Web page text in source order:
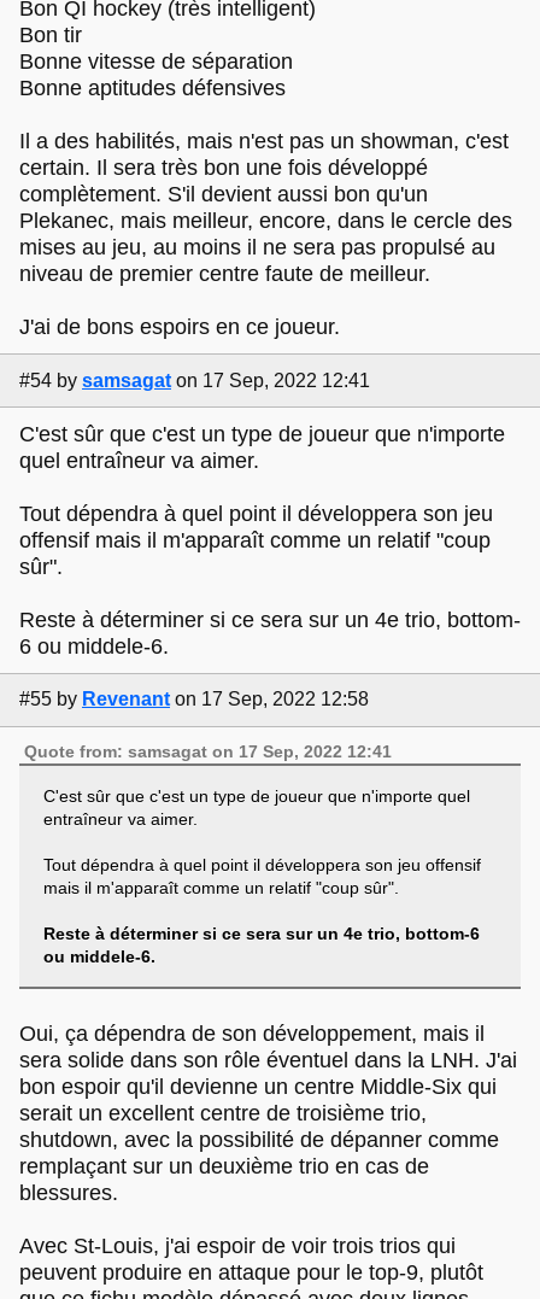
Bon QI hockey (très intelligent)
Bon tir
Bonne vitesse de séparation
Bonne aptitudes défensives
Il a des habilités, mais n'est pas un showman, c'est
certain. Il sera très bon une fois développé
complètement. S'il devient aussi bon qu'un
Plekanec, mais meilleur, encore, dans le cercle des
mises au jeu, au moins il ne sera pas propulsé au
niveau de premier centre faute de meilleur.
J'ai de bons espoirs en ce joueur.
#54 by samsagat on 17 Sep, 2022 12:41
C'est sûr que c'est un type de joueur que n'importe
quel entraîneur va aimer.
Tout dépendra à quel point il développera son jeu
offensif mais il m'apparaît comme un relatif "coup
sûr".
Reste à déterminer si ce sera sur un 4e trio, bottom-
6 ou middele-6.
#55 by Revenant on 17 Sep, 2022 12:58
Quote from: samsagat on 17 Sep, 2022 12:41
C'est sûr que c'est un type de joueur que n'importe quel
entraîneur va aimer.
Tout dépendra à quel point il développera son jeu offensif
mais il m'apparaît comme un relatif "coup sûr".
Reste à déterminer si ce sera sur un 4e trio, bottom-6
ou middele-6.
Oui, ça dépendra de son développement, mais il
sera solide dans son rôle éventuel dans la LNH. J'ai
bon espoir qu'il devienne un centre Middle-Six qui
serait un excellent centre de troisième trio,
shutdown, avec la possibilité de dépanner comme
remplaçant sur un deuxième trio en cas de
blessures.
Avec St-Louis, j'ai espoir de voir trois trios qui
peuvent produire en attaque pour le top-9, plutôt